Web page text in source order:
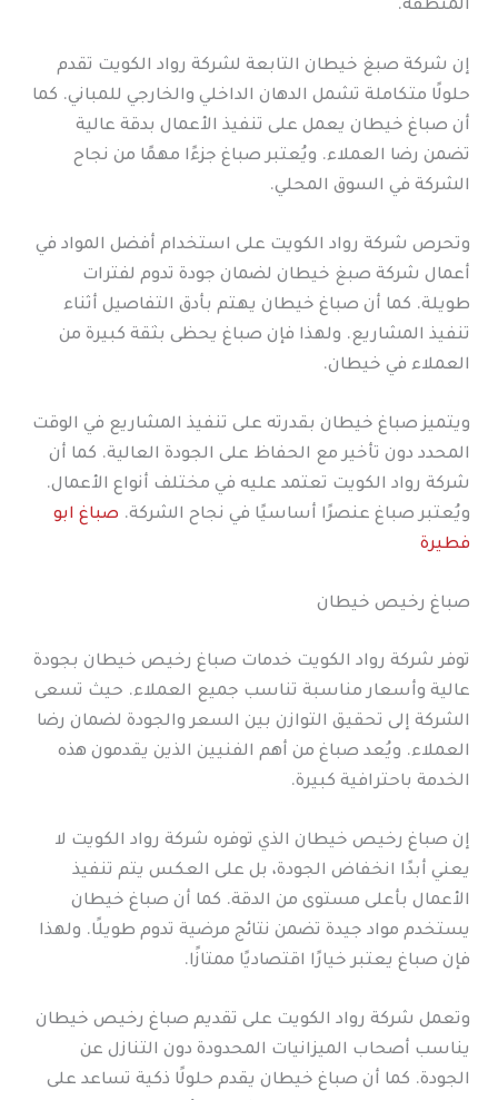
المنطقة.
إن شركة صبغ خيطان التابعة لشركة رواد الكويت تقدم
حلولًا متكاملة تشمل الدهان الداخلي والخارجي للمباني. كما
أن صباغ خيطان يعمل على تنفيذ الأعمال بدقة عالية
تضمن رضا العملاء. ويُعتبر صباغ جزءًا مهمًا من نجاح
الشركة في السوق المحلي.
وتحرص شركة رواد الكويت على استخدام أفضل المواد في
أعمال شركة صبغ خيطان لضمان جودة تدوم لفترات
طويلة. كما أن صباغ خيطان يهتم بأدق التفاصيل أثناء
تنفيذ المشاريع. ولهذا فإن صباغ يحظى بثقة كبيرة من
العملاء في خيطان.
ويتميز صباغ خيطان بقدرته على تنفيذ المشاريع في الوقت
المحدد دون تأخير مع الحفاظ على الجودة العالية. كما أن
شركة رواد الكويت تعتمد عليه في مختلف أنواع الأعمال.
ويُعتبر صباغ عنصرًا أساسيًا في نجاح الشركة. صباغ ابو
فطيرة
صباغ رخيص خيطان
توفر شركة رواد الكويت خدمات صباغ رخيص خيطان بجودة
عالية وأسعار مناسبة تناسب جميع العملاء. حيث تسعى
الشركة إلى تحقيق التوازن بين السعر والجودة لضمان رضا
العملاء. ويُعد صباغ من أهم الفنيين الذين يقدمون هذه
الخدمة باحترافية كبيرة.
إن صباغ رخيص خيطان الذي توفره شركة رواد الكويت لا
يعني أبدًا انخفاض الجودة، بل على العكس يتم تنفيذ
الأعمال بأعلى مستوى من الدقة. كما أن صباغ خيطان
يستخدم مواد جيدة تضمن نتائج مرضية تدوم طويلًا. ولهذا
فإن صباغ يعتبر خيارًا اقتصاديًا ممتازًا.
وتعمل شركة رواد الكويت على تقديم صباغ رخيص خيطان
يناسب أصحاب الميزانيات المحدودة دون التنازل عن
الجودة. كما أن صباغ خيطان يقدم حلولًا ذكية تساعد على